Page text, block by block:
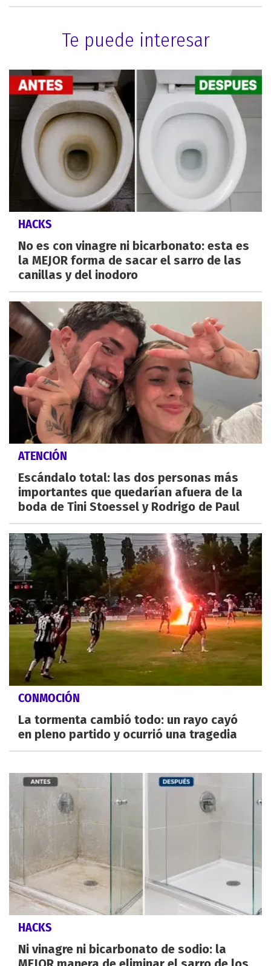
Te puede interesar
HACKS
No es con vinagre ni bicarbonato: esta es
la MEJOR forma de sacar el sarro de las
canillas y del inodoro
ATENCIÓN
Escándalo total: las dos personas más
importantes que quedarían afuera de la
boda de Tini Stoessel y Rodrigo de Paul
CONMOCIÓN
La tormenta cambió todo: un rayo cayó
en pleno partido y ocurrió una tragedia
HACKS
Ni vinagre ni bicarbonato de sodio: la